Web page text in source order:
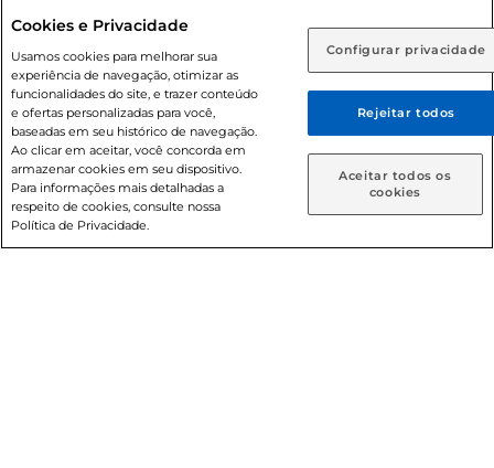
Rio de Janeiro (RJ) Goiás (GO)
Ou
Caso queira comprar online, informe como deseja receber
suas compras:
Entrega em casa Retire em Loja
prévio. O valor mínimo para as compras on-line é de R$
80,00.
© 2026 Copyright. Todos os direitos
reservados Prezunic.
Cookies e Privacidade
Usamos cookies para melhorar sua
experiência de navegação, otimizar as
funcionalidades do site, e trazer conteúdo
e ofertas personalizadas para você,
baseadas em seu histórico de navegação.
Ao clicar em aceitar, você concorda em
armazenar cookies em seu dispositivo.
Para informações mais detalhadas a
respeito de cookies, consulte nossa
Política de Privacidade.
Configurar privacidade
Rejeitar todos
Aceitar todos os
cookies